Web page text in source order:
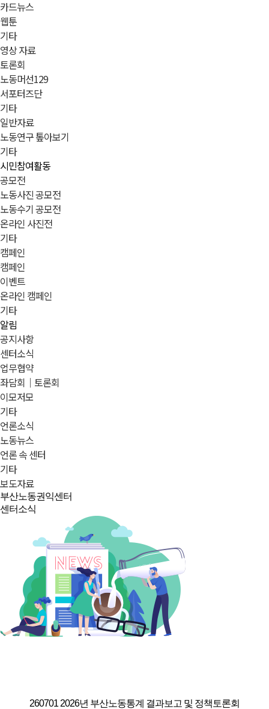
카드뉴스
웹툰
기타
영상 자료
토론회
노동머선129
서포터즈단
기타
일반자료
노동연구 톺아보기
기타
시민참여활동
공모전
노동사진 공모전
노동수기 공모전
온라인 사진전
기타
캠페인
캠페인
이벤트
온라인 캠페인
기타
알림
공지사항
센터소식
업무협약
좌담회｜토론회
이모저모
기타
언론소식
노동뉴스
언론 속 센터
기타
보도자료
부산노동권익센터
센터소식
260701 2026년 부산노동통계 결과보고 및 정책토론회